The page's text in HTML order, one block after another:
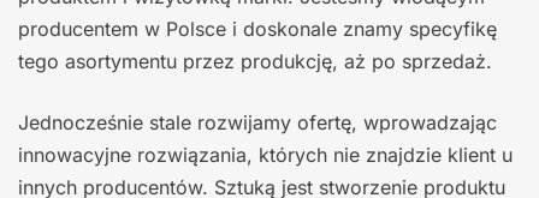
producentem w Polsce i doskonale znamy specyfikę
tego asortymentu przez produkcję, aż po sprzedaż.
Jednocześnie stale rozwijamy ofertę, wprowadzając
innowacyjne rozwiązania, których nie znajdzie klient u
innych producentów. Sztuką jest stworzenie produktu